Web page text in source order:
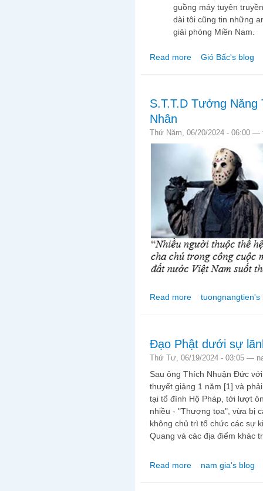
guồng máy tuyên
dài tôi cũng tin những
giải phóng Miền Nam.
Read more about Hậu duệ
Gió Bấc's blog
S.T.T.D Tưởng Năng
Nhân
Thứ Năm, 06/20/2024 - 06:00 —
Read more about S.T.T.D Tưởng
tuongnangtien's
Đạo Phật dưới sự
Thứ Tư, 06/19/2024 - 03:05 —
Sau ông Thích Nhuận Đức
thuyết giảng 1 năm [1] và
tại tổ đình Hộ Pháp, tới lượt
nhiều - "Thượng tọa", vừa bị
không chủ trì tổ chức các sự
Quang và các địa điểm khác
Read more about Đạo Phật dưới
nam gia's blog